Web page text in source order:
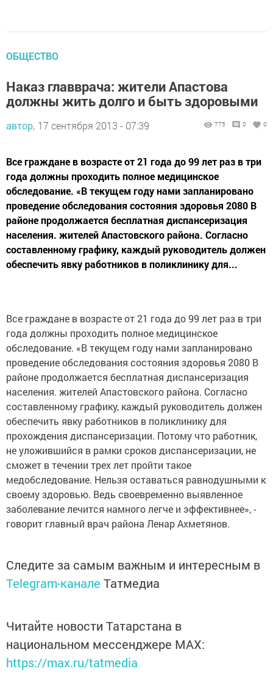
ОБЩЕСТВО
Наказ главврача: жители Апастова
должны жить долго и быть здоровыми
автор, 17 сентября 2013 - 07:39 775 0 0
Все граждане в возрасте от 21 года до 99 лет раз в три
года должны проходить полное медицинское
обследование. «В текущем году нами запланировано
проведение обследования состояния здоровья 2080 В
районе продолжается бесплатная диспансеризация
населения. жителей Апастовского района. Согласно
составленному графику, каждый руководитель должен
обеспечить явку работников в поликлинику для...
Все граждане в возрасте от 21 года до 99 лет раз в три
года должны проходить полное медицинское
обследование. «В текущем году нами запланировано
проведение обследования состояния здоровья 2080 В
районе продолжается бесплатная диспансеризация
населения. жителей Апастовского района. Согласно
составленному графику, каждый руководитель должен
обеспечить явку работников в поликлинику для
прохождения диспансеризации. Потому что работник,
не уложившийся в рамки сроков диспансеризации, не
сможет в течении трех лет пройти такое
медобследование. Нельзя оставаться равнодушными к
своему здоровью. Ведь своевременно выявленное
заболевание лечится намного легче и эффективнее», -
говорит главный врач района Ленар Ахметянов.
Следите за самым важным и интересным в
Telegram-канале Татмедиа
Читайте новости Татарстана в
национальном мессенджере MАХ:
https://max.ru/tatmedia